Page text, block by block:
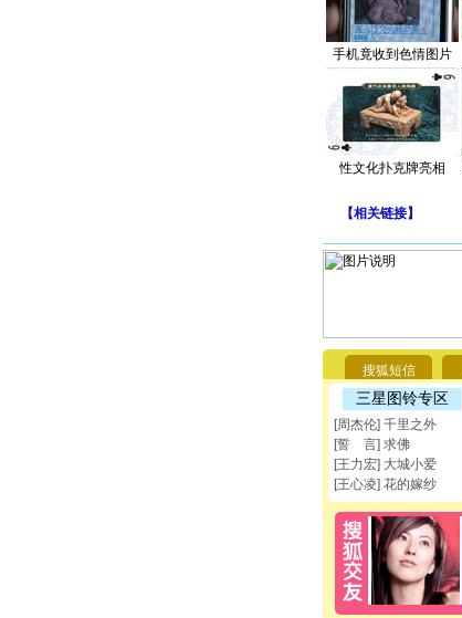
手机竟收到色情图片
性文化扑克牌亮相
【相关链接】
搜狐短信
三星图铃专区
[周杰伦] 千里之外
[誓 言] 求佛
[王力宏] 大城小爱
[王心凌] 花的嫁纱